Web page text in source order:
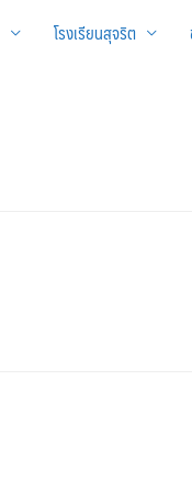
โรงเรียนสุจริต